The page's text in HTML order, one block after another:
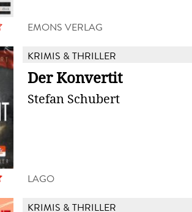
EMONS VERLAG
KRIMIS & THRILLER
Der Konvertit
Stefan Schubert
LAGO
KRIMIS & THRILLER